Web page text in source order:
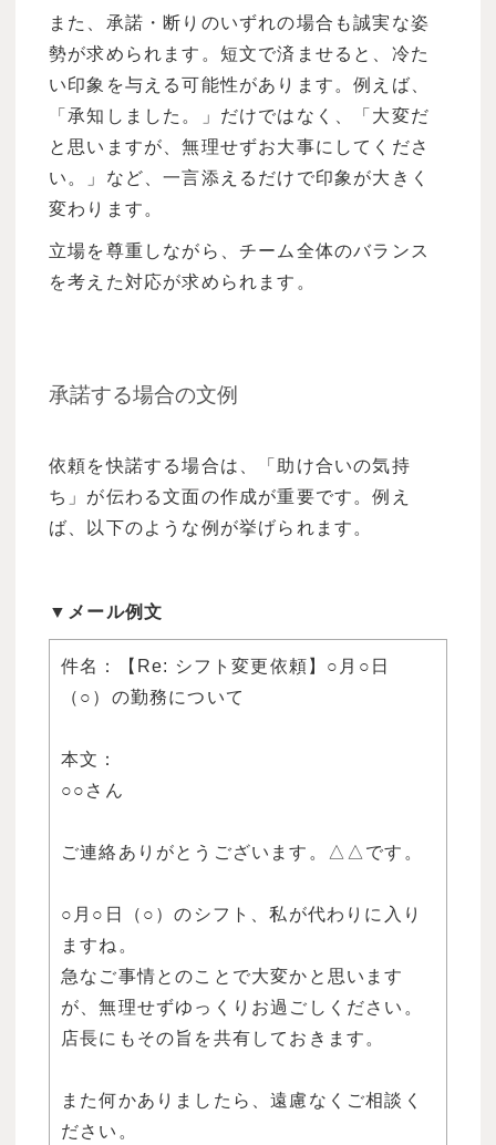
また、承諾・断りのいずれの場合も誠実な姿
勢が求められます。短文で済ませると、冷た
い印象を与える可能性があります。例えば、
「承知しました。」だけではなく、「大変だ
と思いますが、無理せずお大事にしてくださ
い。」など、一言添えるだけで印象が大きく
変わります。
立場を尊重しながら、チーム全体のバランス
を考えた対応が求められます。
承諾する場合の文例
依頼を快諾する場合は、「助け合いの気持
ち」が伝わる文面の作成が重要です。例え
ば、以下のような例が挙げられます。
▼メール例文
件名：【Re: シフト変更依頼】○月○日
（○）の勤務について
本文：
○○さん
ご連絡ありがとうございます。△△です。
○月○日（○）のシフト、私が代わりに入り
ますね。
急なご事情とのことで大変かと思います
が、無理せずゆっくりお過ごしください。
店長にもその旨を共有しておきます。
また何かありましたら、遠慮なくご相談く
ださい。